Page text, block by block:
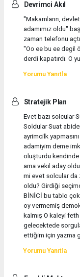
Devrimci Akıl
"Makamların,
adamımız oldu"
zaman telefonu
"Oo ee bu ee degil
derdi kapatırdı. O
Yorumu Yanıtla
Stratejik Plan
Evet bazı solcular
Soldular Suat
ayrimcilk
adamiyim deme
oluşturdu kendinde
ama vekil aday
mi evet solcular da
oldu? Girdiği
BİNİCİ bu tablo
oy vermemiş
kalmış O kaleyi
gelecektede
ettiğim için yazma
Yorumu Yanıtla